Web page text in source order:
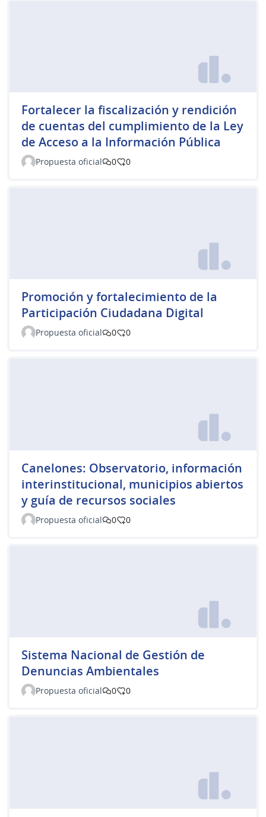
Fortalecer la fiscalización y rendición
de cuentas del cumplimiento de la Ley
de Acceso a la Información Pública
Propuesta oficial 0 0
Promoción y fortalecimiento de la
Participación Ciudadana Digital
Propuesta oficial 0 0
Canelones: Observatorio, información
interinstitucional, municipios abiertos
y guía de recursos sociales
Propuesta oficial 0 0
Sistema Nacional de Gestión de
Denuncias Ambientales
Propuesta oficial 0 0